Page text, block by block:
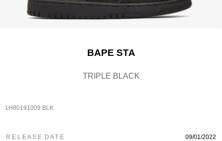
BAPE STA
TRIPLE BLACK
1H80191009 BLK
R E L E A S E D A T E 09/01/2022